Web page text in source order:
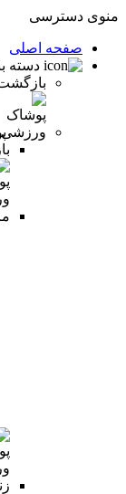
منوی دسترسی
صفحه اصلی
دسته